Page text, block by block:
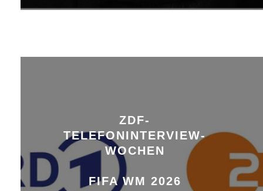
ZDF-
TELEFONINTERVIEW-
WOCHEN
FIFA WM 2026